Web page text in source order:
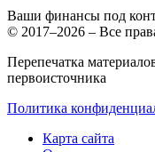
Ваши финансы под
© 2017–2026 – Все
Перепечатка
первоисточника
Политика
Карта сайта